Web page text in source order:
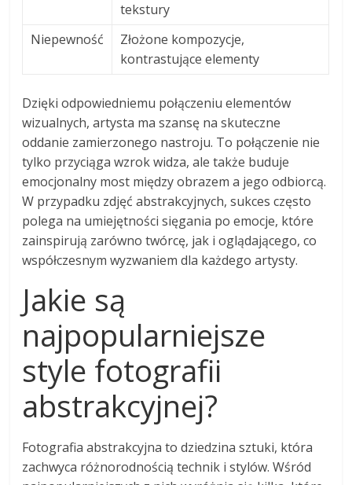
tekstury
Niepewność
Złożone kompozycje,
kontrastujące elementy
Dzięki odpowiedniemu połączeniu elementów
wizualnych, artysta ma szansę na skuteczne
oddanie zamierzonego nastroju. To połączenie nie
tylko przyciąga wzrok widza, ale także buduje
emocjonalny most między obrazem a jego odbiorcą.
W przypadku zdjęć abstrakcyjnych, sukces często
polega na umiejętności sięgania po emocje, które
zainspirują zarówno twórcę, jak i oglądającego, co
współczesnym wyzwaniem dla każdego artysty.
Jakie są
najpopularniejsze
style fotografii
abstrakcyjnej?
Fotografia abstrakcyjna to dziedzina sztuki, która
zachwyca różnorodnością technik i stylów. Wśród